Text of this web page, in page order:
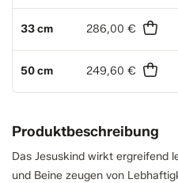
33 cm 286,00 €
50 cm 249,60 €
Produktbeschreibung
Das Jesuskind wirkt ergreifend
und Beine zeugen von